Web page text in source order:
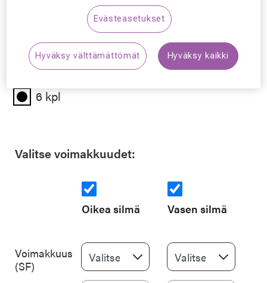
tarvikkeet –25 % verkkokaupassa.
Valitse pakkauksen koko:
6 kpl
Valitse voimakkuudet:
Voimakkuus
(SF)
Oikea silmä Vasen silmä
Evästeasetukset
Hyväksy välttämättömät Hyväksy kaikki